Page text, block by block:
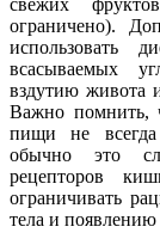
свежих
ограничено).
использовать
всасываемых
вздутию живота
Важно помнить,
пищи не всегда
обычно это
рецепторов
ограничивать
тела и